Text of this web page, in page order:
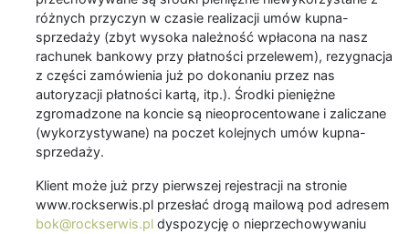
różnych przyczyn w czasie realizacji umów kupna-
sprzedaży (zbyt wysoka należność wpłacona na nasz
rachunek bankowy przy płatności przelewem), rezygnacja
z części zamówienia już po dokonaniu przez nas
autoryzacji płatności kartą, itp.). Środki pieniężne
zgromadzone na koncie są nieoprocentowane i zaliczane
(wykorzystywane) na poczet kolejnych umów kupna-
sprzedaży.
Klient może już przy pierwszej rejestracji na stronie
www.rockserwis.pl przesłać drogą mailową pod adresem
bok@rockserwis.pl dyspozycję o nieprzechowywaniu